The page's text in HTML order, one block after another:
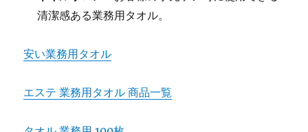
清潔感ある業務用タオル。
安い業務用タオル
エステ 業務用タオル 商品一覧